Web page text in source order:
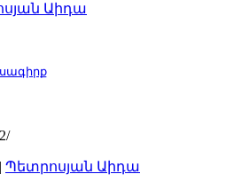
Աիդա
Պետրոսյան Աիդա